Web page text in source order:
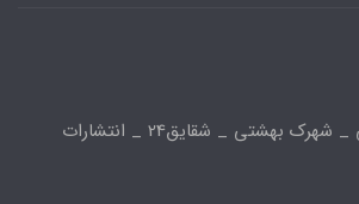
اتوبان بابایی _ شهرک بهشتی _ شقایق24 _ انتشارات